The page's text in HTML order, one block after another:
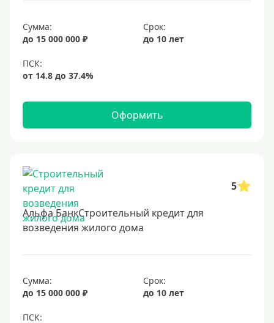
Сумма:
до 15 000 000 ₽
Срок:
до 10 лет
Оформить
5
Альфа БанкСтроительный кредит для
возведения жилого дома
Сумма:
до 15 000 000 ₽
Срок:
до 10 лет